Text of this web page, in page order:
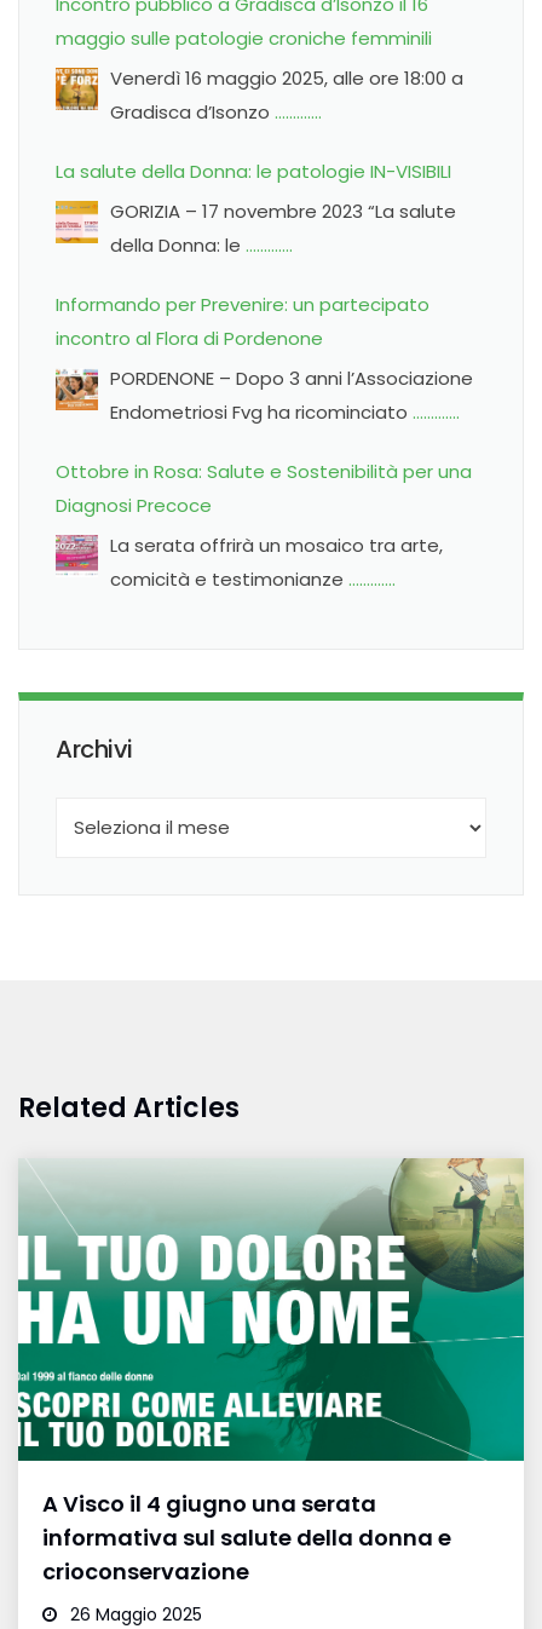
maggio sulle patologie croniche femminili
Venerdì 16 maggio 2025, alle ore 18:00 a
Gradisca d’Isonzo ………….
La salute della Donna: le patologie IN-VISIBILI
GORIZIA – 17 novembre 2023 “La salute
della Donna: le ………….
Informando per Prevenire: un partecipato
incontro al Flora di Pordenone
PORDENONE – Dopo 3 anni l’Associazione
Endometriosi Fvg ha ricominciato ………….
Ottobre in Rosa: Salute e Sostenibilità per una
Diagnosi Precoce
La serata offrirà un mosaico tra arte,
comicità e testimonianze ………….
Archivi
Related Articles
A Visco il 4 giugno una serata
informativa sul salute della donna e
crioconservazione
26 Maggio 2025